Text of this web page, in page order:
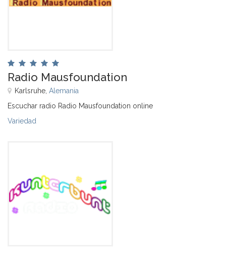
Radio Mausfoundation
Karlsruhe, Alemania
Escuchar radio Radio Mausfoundation online
Variedad